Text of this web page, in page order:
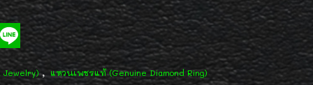
Jewelry), แหวนเพชรแท้ (Genuine Diamond Ring)